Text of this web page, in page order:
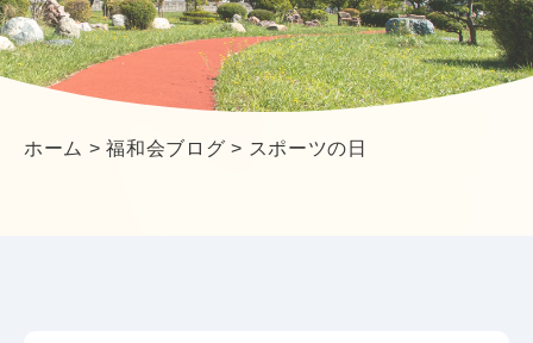
ホーム >福和会ブログ > スポーツの日